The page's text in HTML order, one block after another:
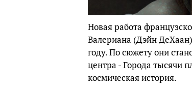
Новая работа
Валериана (Дэйн
году. По сюжету они
центра - Города тысячи
космическая история.